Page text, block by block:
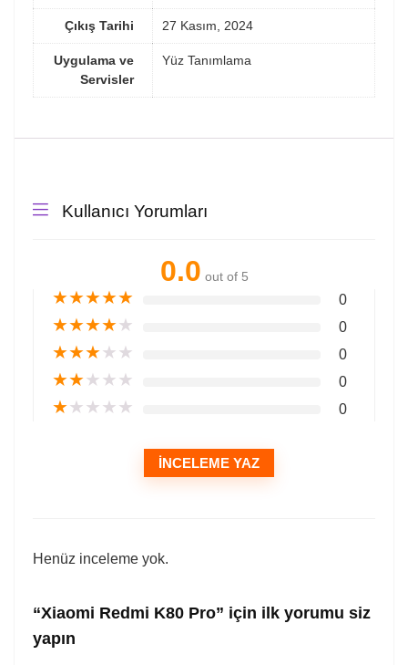
Çıkış Tarihi 27 Kasım, 2024
Uygulama ve
Servisler
Yüz Tanımlama
Kullanıcı Yorumları
0.0 out of 5
★★★★★ 0
★★★★★ 0
★★★★★ 0
★★★★★ 0
★★★★★ 0
İNCELEME YAZ
Henüz inceleme yok.
“Xiaomi Redmi K80 Pro” için ilk yorumu siz
yapın